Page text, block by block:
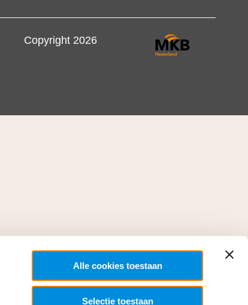
Alle cookies toestaan
Selectie toestaan
Copyright 2026